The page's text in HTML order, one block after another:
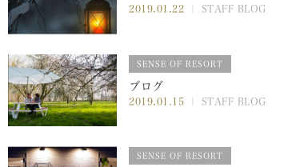
2019.01.22 ｜ STAFF BLOG
SENSE OF RESORT
ブログ
2019.01.15 ｜ STAFF BLOG
SENSE OF RESORT